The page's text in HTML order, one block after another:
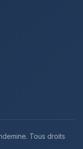
Tous droits